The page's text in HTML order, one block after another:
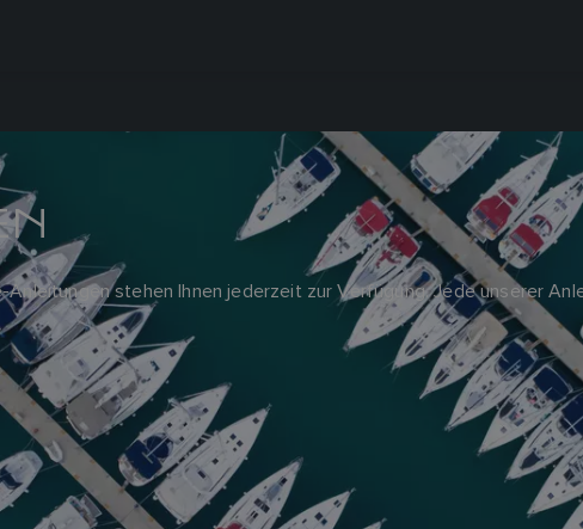
stehen Ihnen jederzeit zur Verfügung. Jede unserer